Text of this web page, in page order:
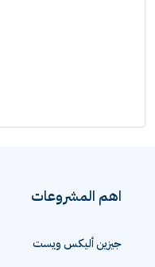
اهم المشروعات
جيزين أليكس ويست